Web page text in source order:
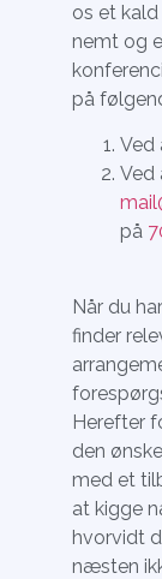
os et
nemt og
på
Ved
Ved
på
Når du
finder
Herefter
den
med et
at kigge
hvorvidt
næsten